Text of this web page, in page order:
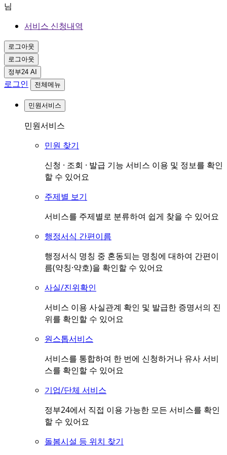
님
서비스 신청내역
로그아웃
로그아웃
정부24 AI
로그인 전체메뉴
민원서비스
민원서비스
민원 찾기
신청 · 조회 · 발급 기능 서비스 이용 및 정보를 확인
할 수 있어요
주제별 보기
서비스를 주제별로 분류하여 쉽게 찾을 수 있어요
행정서식 간편이름
행정서식 명칭 중 혼동되는 명칭에 대하여 간편이
름(약칭·약호)을 확인할 수 있어요
사실/진위확인
서비스 이용 사실관계 확인 및 발급한 증명서의 진
위를 확인할 수 있어요
원스톱서비스
서비스를 통합하여 한 번에 신청하거나 유사 서비
스를 확인할 수 있어요
기업/단체 서비스
정부24에서 직접 이용 가능한 모든 서비스를 확인
할 수 있어요
돌봄시설 등 위치 찾기